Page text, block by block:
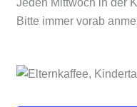
Jeden Mittwoch in der
Bitte immer vorab